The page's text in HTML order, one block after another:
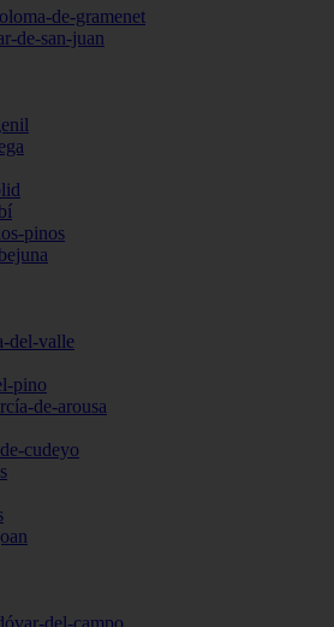
de-gramenet
de-san-juan
pinos
del-valle
pino
de-arousa
cudeyo
del-campo